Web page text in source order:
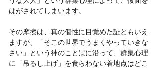
はがされてしまいます。
その摩擦は、真の個性に目覚めた証ともいえ
ますが、「そこの世界でうまくやっていきな
さい」という神のことばに沿って、群集心理
に「吊るし上げ」を食らわない着地点はどこ